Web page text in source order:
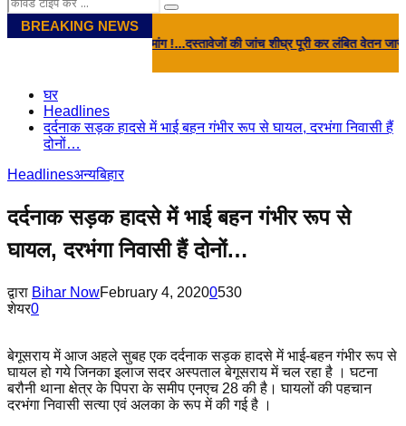
for:
Search
BREAKING NEWS
की सरकार से बड़ी मांग !...दस्तावेजों की जांच शीघ्र पूरी कर लंबित वेतन जारी करे
घर
Headlines
दर्दनाक सड़क हादसे में भाई बहन गंभीर रूप से घायल, दरभंगा निवासी हैं
दोनों…
Headlinesअन्यबिहार
दर्दनाक सड़क हादसे में भाई बहन गंभीर रूप से
घायल, दरभंगा निवासी हैं दोनों…
द्वारा Bihar NowFebruary 4, 20200530
शेयर0
बेगूसराय में आज अहले सुबह एक दर्दनाक सड़क हादसे में भाई-बहन गंभीर रूप से
घायल हो गये जिनका इलाज सदर अस्पताल बेगूसराय में चल रहा है । घटना
बरौनी थाना क्षेत्र के पिपरा के समीप एनएच 28 की है। घायलों की पहचान
दरभंगा निवासी सत्या एवं अलका के रूप में की गई है ।